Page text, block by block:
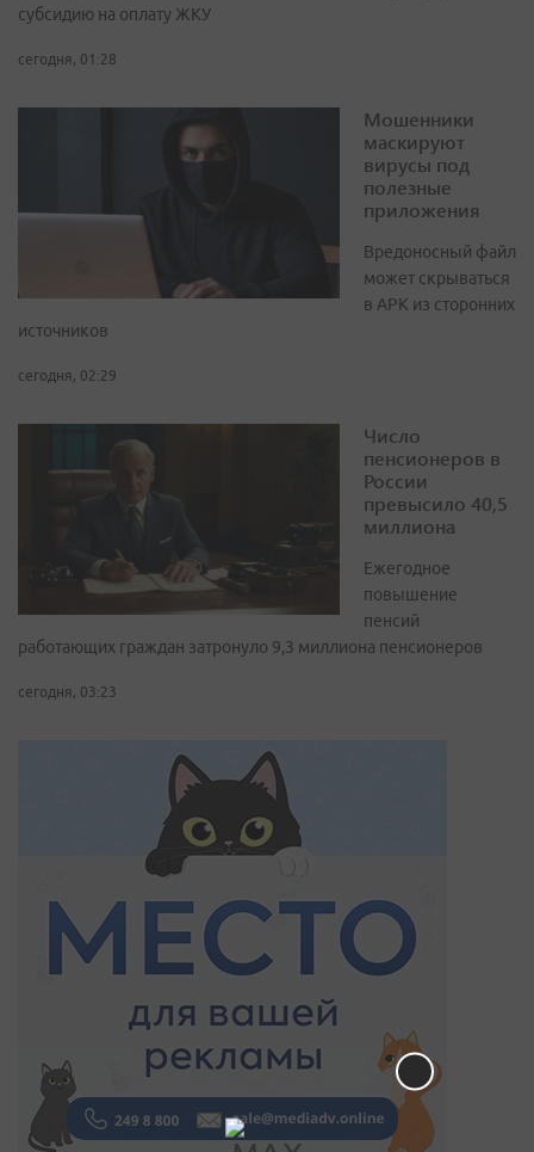
субсидию на оплату ЖКУ
сегодня, 01:28
Мошенники
маскируют
вирусы под
полезные
приложения
Вредоносный файл
может скрываться
в APK из сторонних
источников
сегодня, 02:29
Число
пенсионеров в
России
превысило 40,5
миллиона
Ежегодное
повышение
пенсий
работающих граждан затронуло 9,3 миллиона пенсионеров
сегодня, 03:23